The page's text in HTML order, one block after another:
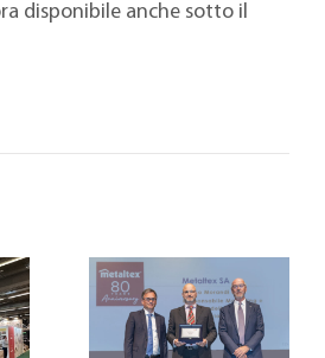
disponibile anche sotto il